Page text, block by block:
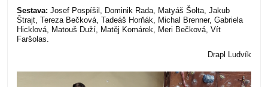
Sestava: Josef Pospíšil, Dominik Rada, Matyáš Šolta, Jakub
Štrajt, Tereza Bečková, Tadeáš Horňák, Michal Brenner, Gabriela
Hicklová, Matouš Duží, Matěj Komárek, Meri Bečková, Vít
Faršolas.
Drapl Ludvík